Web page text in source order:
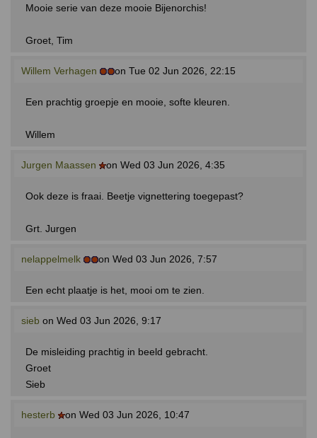
Mooie serie van deze mooie Bijenorchis!
Groet, Tim
Willem Verhagen on Tue 02 Jun 2026, 22:15
Een prachtig groepje en mooie, softe kleuren.
Willem
Jurgen Maassen on Wed 03 Jun 2026, 4:35
Ook deze is fraai. Beetje vignettering toegepast?
Grt. Jurgen
nelappelmelk on Wed 03 Jun 2026, 7:57
Een echt plaatje is het, mooi om te zien.
sieb on Wed 03 Jun 2026, 9:17
De misleiding prachtig in beeld gebracht.
Groet
Sieb
hesterb on Wed 03 Jun 2026, 10:47